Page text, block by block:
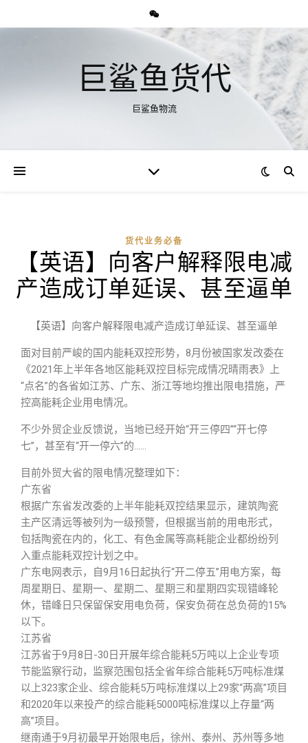
巨鲨鱼货代
巨鲨鱼物流
货代业务必备
【英语】向客户解释限电减
产造成订单延误、甚至逼单
【英语】向客户解释限电减产造成订单延误、甚至逼单
面对目前严峻的国内能耗双控形势，8月份被国家发改委在
《2021年上半年各地区能耗双控目标完成情况晴雨表》上
“点名”的各省如江苏、广东、浙江等地均推出限电措施，严
控高能耗企业用电情况。
不少外贸企业反馈说，当地已经开始“开三停四”“开七停
七”，甚至有“开一停六”的……
目前外贸大省的限电情况整理如下：
广东省
根据广东省发改委的上半年能耗双控结果显示，建筑陶瓷
主产区清远等被列为一级预警，但根据当前的用电形式，
包括陶瓷在内的，化工、有色金属等高耗能企业都纷纷列
入重点能耗双控计划之中。
广东电网表示，自9月16日起执行“开二停五”用电方案，每
周星期日、星期一、星期二、星期三和星期四实现错峰轮
休，错峰日只保留保安用电负荷，保安负荷在总负荷的15%
以下。
江苏省
江苏省于9月8日-30日开展年综合能耗5万吨以上企业专项
节能监察行动，监察范围包括全省年综合能耗5万吨标准煤
以上323家企业、综合能耗5万吨标准煤以上29家“两高”项目
和2020年以来投产的综合能耗5000吨标准煤以上存量“两
高”项目。
继南通于9月初最早开始限电后，徐州、泰州、苏州等多地